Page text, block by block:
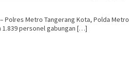
– Polres Metro Tangerang Kota, Polda Metro
1.839 personel gabungan […]